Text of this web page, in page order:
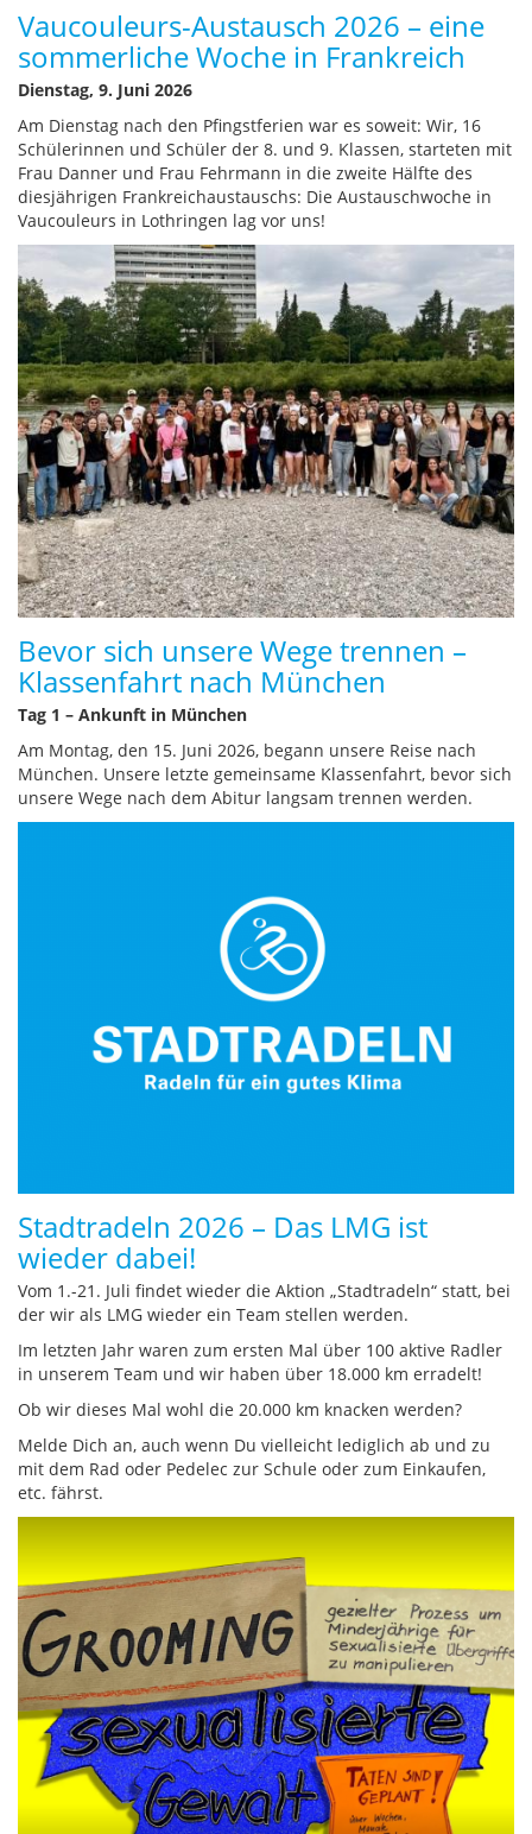
Vaucouleurs-Austausch 2026 – eine
sommerliche Woche in Frankreich
Dienstag, 9. Juni 2026
Am Dienstag nach den Pfingstferien war es soweit: Wir, 16
Schülerinnen und Schüler der 8. und 9. Klassen, starteten mit
Frau Danner und Frau Fehrmann in die zweite Hälfte des
diesjährigen Frankreichaustauschs: Die Austauschwoche in
Vaucouleurs in Lothringen lag vor uns!
Bevor sich unsere Wege trennen –
Klassenfahrt nach München
Tag 1 – Ankunft in München
Am Montag, den 15. Juni 2026, begann unsere Reise nach
München. Unsere letzte gemeinsame Klassenfahrt, bevor sich
unsere Wege nach dem Abitur langsam trennen werden.
Stadtradeln 2026 – Das LMG ist
wieder dabei!
Vom 1.-21. Juli findet wieder die Aktion „Stadtradeln“ statt, bei
der wir als LMG wieder ein Team stellen werden.
Im letzten Jahr waren zum ersten Mal über 100 aktive Radler
in unserem Team und wir haben über 18.000 km erradelt!
Ob wir dieses Mal wohl die 20.000 km knacken werden?
Melde Dich an, auch wenn Du vielleicht lediglich ab und zu
mit dem Rad oder Pedelec zur Schule oder zum Einkaufen,
etc. fährst.